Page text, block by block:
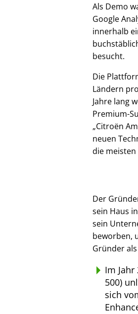
Als Demo
Google
innerhalb
besucht.
Die
Ländern
Jahre lang
Premium-
Citroën
neuen
die
Der
sein Haus
sein
beworben,
Gründer
Im
500)
sich